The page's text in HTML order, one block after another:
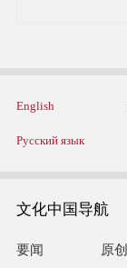
English
Русский язык
文化中国导航
要闻 原创